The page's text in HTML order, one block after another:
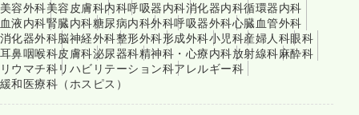
美容外科美容皮膚科内科呼吸器内科消化器内科循環器内科
血液内科腎臓内科糖尿病内科外科呼吸器外科心臓血管外科
消化器外科脳神経外科整形外科形成外科小児科産婦人科眼科
耳鼻咽喉科皮膚科泌尿器科精神科・心療内科放射線科麻酔科
リウマチ科リハビリテーション科アレルギー科
緩和医療科（ホスピス）